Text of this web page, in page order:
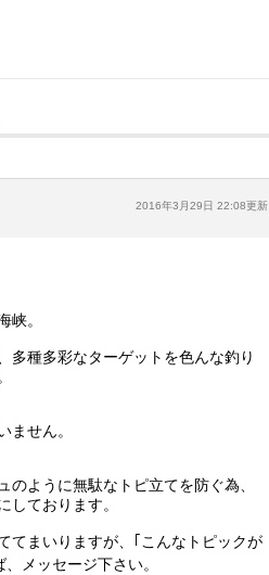
2016年3月29日 22:08更新
峡。
多種多彩なターゲットを色んな釣り
ません。
のように無駄なトピ立てを防ぐ為、
しております。
てまいりますが、｢こんなトピックが
メッセージ下さい。